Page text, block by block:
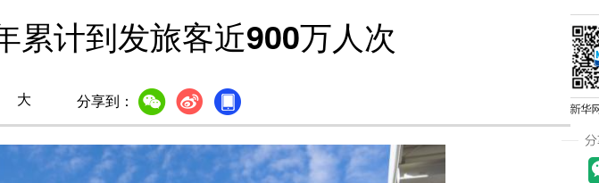
累计到发旅客近900万人次
大 分享到：